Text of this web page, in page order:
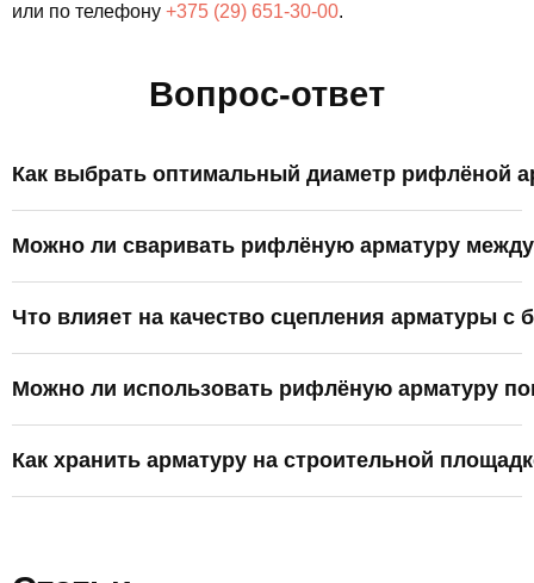
или по телефону +375 (29) 651-30-00.
Вопрос-ответ
Как выбрать оптимальный диаметр рифлёной
Можно ли сваривать рифлёную арматуру
Что влияет на качество сцепления арматуры с
Можно ли использовать рифлёную арматуру
Как хранить арматуру на строительной